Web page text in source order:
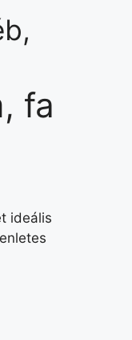
,
fa
ideális